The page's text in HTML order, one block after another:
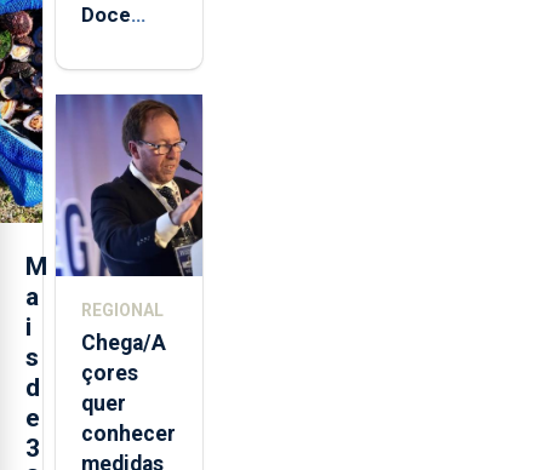
M
a
i
s
d
e
3
Doce
quinta-
feira nova
loja em
Sebastião
e cria 30
postos de
REGIONAL
Chega/A
çores
quer
conhecer
medidas